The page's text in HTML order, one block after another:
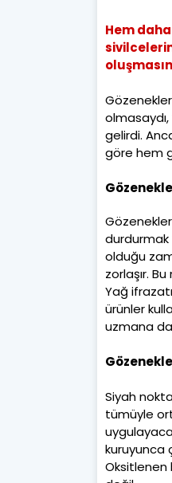
Hem
gelirdi.
göre hem
durdurmak
olduğu
zorlaşır.
Yağ
ürünler
uzmana
Siyah
tümüyle
kuruyunca
Oksitlenen